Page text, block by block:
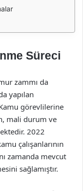
Süreci
zammı da
yapılan
görevlilerine
mali durum ve
2022
çalışanlarının
zamanda mevcut
sağlamıştır.